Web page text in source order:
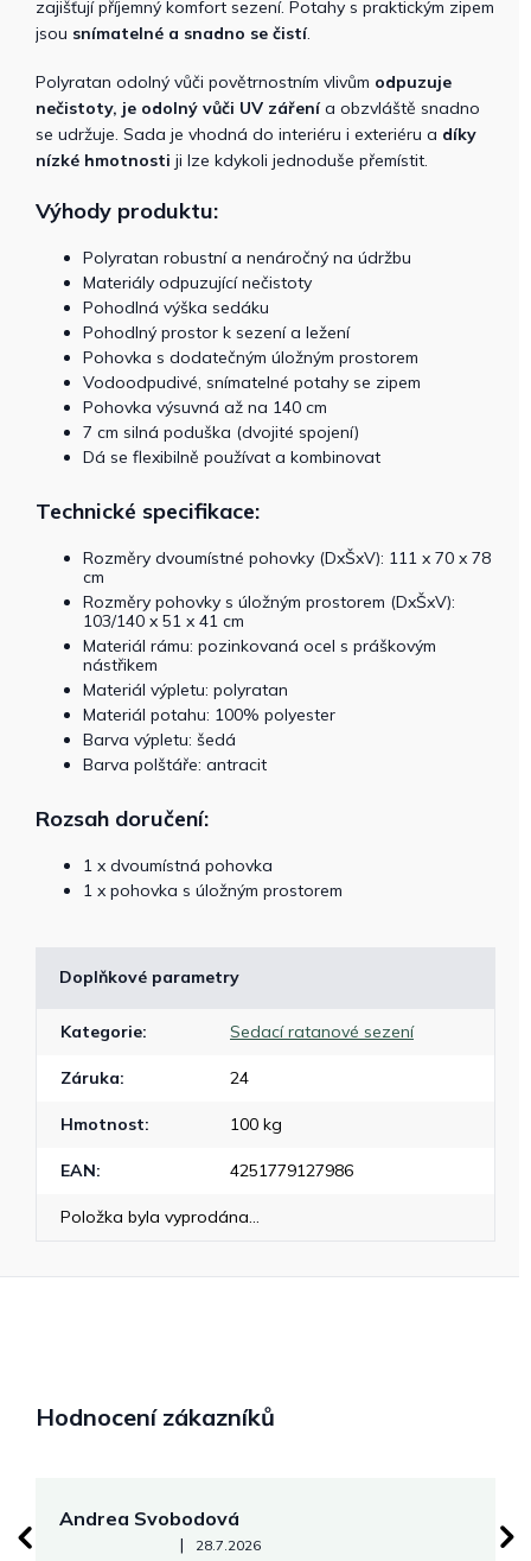
zajišťují příjemný komfort sezení. Potahy s praktickým zipem
jsou snímatelné a snadno se čistí.
Polyratan odolný vůči povětrnostním vlivům odpuzuje
nečistoty, je odolný vůči UV zářenía obzvláště snadno
se udržuje. Sada je vhodná do interiéru i exteriéru a díky
nízké hmotnosti ji lze kdykoli jednoduše přemístit.
Výhody produktu:
Polyratan robustní a nenáročný na údržbu
Materiály odpuzující nečistoty
Pohodlná výška sedáku
Pohodlný prostor k sezení a ležení
Pohovka s dodatečným úložným prostorem
Vodoodpudivé, snímatelné potahy se zipem
Pohovka výsuvná až na 140 cm
7 cm silná poduška (dvojité spojení)
Dá se flexibilně používat a kombinovat
Technické specifikace:
Rozměry dvoumístné pohovky (DxŠxV): 111 x 70 x 78
cm
Rozměry pohovky s úložným prostorem (DxŠxV):
103/140 x 51 x 41 cm
Materiál rámu: pozinkovaná ocel s práškovým
nástřikem
Materiál výpletu: polyratan
Materiál potahu: 100% polyester
Barva výpletu: šedá
Barva polštáře: antracit
Rozsah doručení:
1 x dvoumístná pohovka
1 x pohovka s úložným prostorem
Doplňkové parametry
Kategorie: Sedací ratanové sezení
Záruka: 24
Hmotnost: 100 kg
EAN: 4251779127986
Položka byla vyprodána…
Hodnocení zákazníků
Andrea Svobodová
Hodnocení obchodu je 5 z 5 hvězdiček.
| 28.7.2026